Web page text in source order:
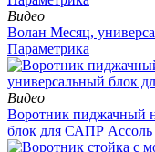
Видео
Волан Месяц,
Параметрика
Видео
Воротник пиджачный
блок для САПР Ассоль